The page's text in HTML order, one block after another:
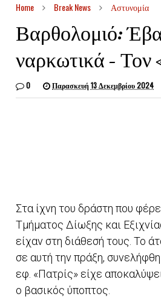
Home Break News Αστυνομία
Βαρθολομιό:
ναρκωτικά – Τον
0 Παρασκευή 13 Δεκεμβρίου 2024
Στα ίχνη του δράστη που
Τμήματος Δίωξης και
είχαν στη διάθεσή τους. Το
σε αυτή την πράξη,
εφ. «Πατρίς» είχε
ο βασικός ύποπτος.